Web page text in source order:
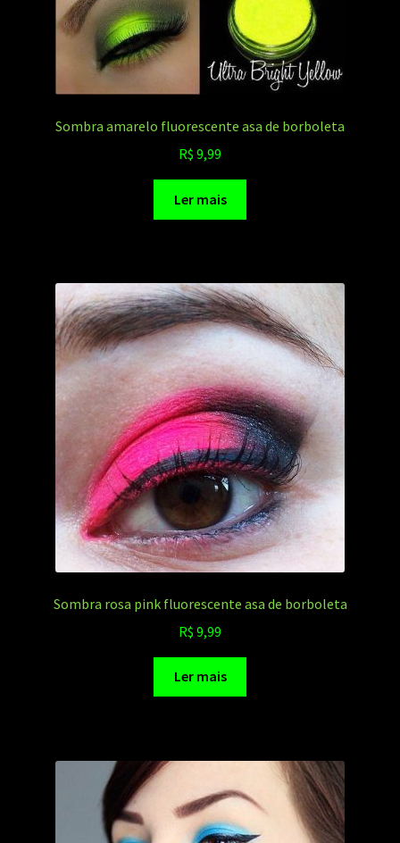
Sombra amarelo fluorescente asa de borboleta
R$ 9,99
Ler mais
Sombra rosa pink fluorescente asa de borboleta
R$ 9,99
Ler mais